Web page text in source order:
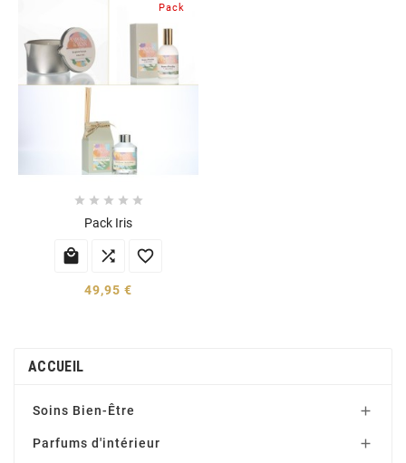
Pack
    
Pack Iris
  
49,95 €
ACCUEIL
Soins Bien-Être 
Parfums d'intérieur 